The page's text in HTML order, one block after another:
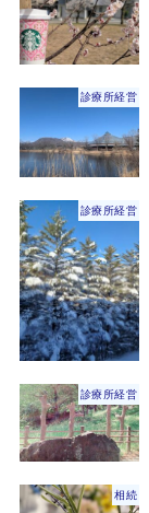
診療所経営
診療所経営
診療所経営
相続